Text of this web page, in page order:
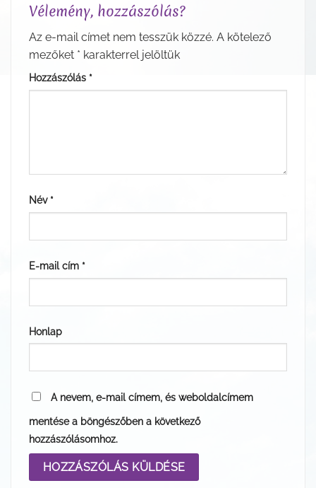
Vélemény, hozzászólás?
Az e-mail címet nem tesszük közzé. A kötelező
mezőket * karakterrel jelöltük
Hozzászólás *
Név *
E-mail cím *
Honlap
A nevem, e-mail címem, és weboldalcímem
mentése a böngészőben a következő
hozzászólásomhoz.